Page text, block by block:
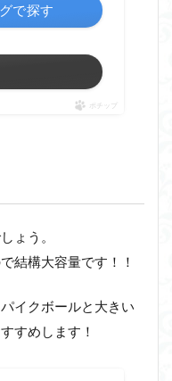
で探す
ポチップ
ょう。
結構大容量です！！
イクボールと大きい
すめします！